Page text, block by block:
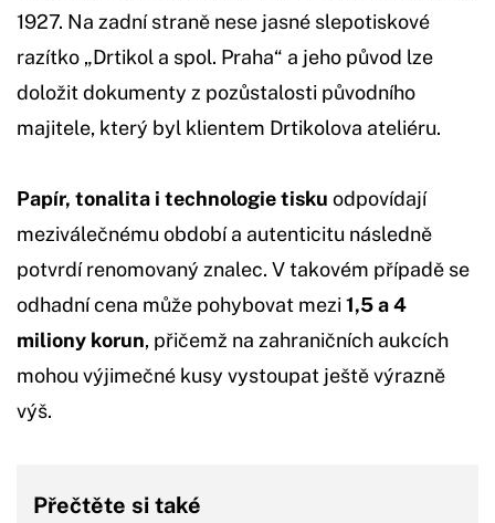
1927. Na zadní straně nese jasné slepotiskové
razítko „Drtikol a spol. Praha“ a jeho původ lze
doložit dokumenty z pozůstalosti původního
majitele, který byl klientem Drtikolova ateliéru.
Papír, tonalita i technologie tisku odpovídají
meziválečnému období a autenticitu následně
potvrdí renomovaný znalec. V takovém případě se
odhadní cena může pohybovat mezi 1,5 a 4
miliony korun, přičemž na zahraničních aukcích
mohou výjimečné kusy vystoupat ještě výrazně
výš.
Přečtěte si také